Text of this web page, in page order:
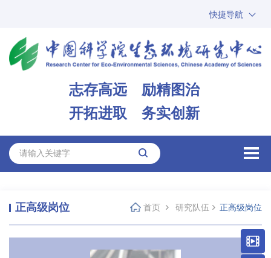
快捷导航
ARP
邮箱
志存高远 励精图治
开拓进取 务实创新
正高级岗位 首页 研究队伍 正高级岗位